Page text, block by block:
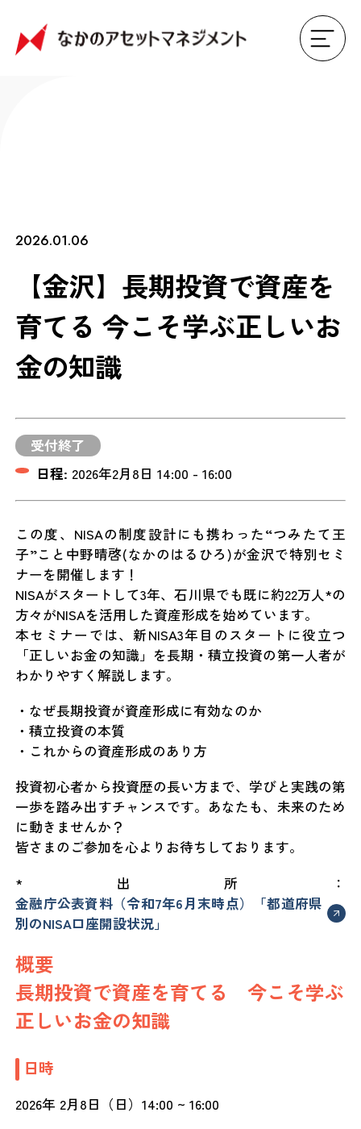
2026.01.06
【金沢】長期投資で資産を
育てる 今こそ学ぶ正しいお
金の知識
受付終了
日程: 2026年2月8日 14:00 - 16:00
この度、NISAの制度設計にも携わった“つみたて王
子”こと中野晴啓(なかのはるひろ)が金沢で特別セミ
ナーを開催します！
NISAがスタートして3年、石川県でも既に約22万人*の
方々がNISAを活用した資産形成を始めています。
本セミナーでは、新NISA3年目のスタートに役立つ
「正しいお金の知識」を長期・積立投資の第一人者が
わかりやすく解説します。
・なぜ長期投資が資産形成に有効なのか
・積立投資の本質
・これからの資産形成のあり方
投資初心者から投資歴の長い方まで、学びと実践の第
一歩を踏み出すチャンスです。あなたも、未来のため
に動きませんか？
皆さまのご参加を心よりお待ちしております。
*出所：
金融庁公表資料（令和7年6月末時点）「都道府県
別のNISA口座開設状況」
概要
長期投資で資産を育てる 今こそ学ぶ
正しいお金の知識
日時
2026年 2月8日（日）14:00 ~ 16:00